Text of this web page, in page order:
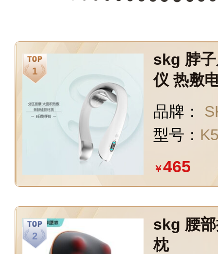
skg 脖
仪 热敷
5
品牌：
型号：
￥465
skg 腰
枕